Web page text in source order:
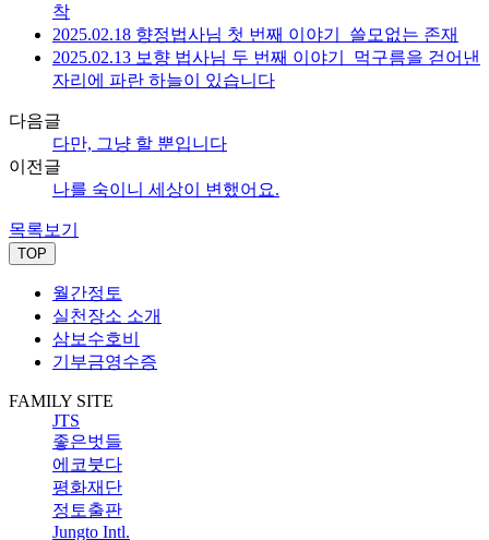
착
2025.02.18 향정법사님 첫 번째 이야기_쓸모없는 존재
2025.02.13 보향 법사님 두 번째 이야기_먹구름을 걷어낸
자리에 파란 하늘이 있습니다
다음글
다만, 그냥 할 뿐입니다
이전글
나를 숙이니 세상이 변했어요.
목록보기
TOP
월간정토
실천장소 소개
삼보수호비
기부금영수증
FAMILY SITE
JTS
좋은벗들
에코붓다
평화재단
정토출판
Jungto Intl.